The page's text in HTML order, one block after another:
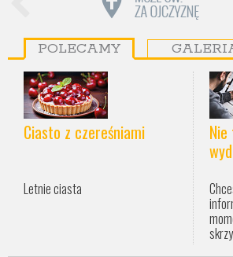
POLECAMY
Ciasto z czereśniami
Letnie ciasta